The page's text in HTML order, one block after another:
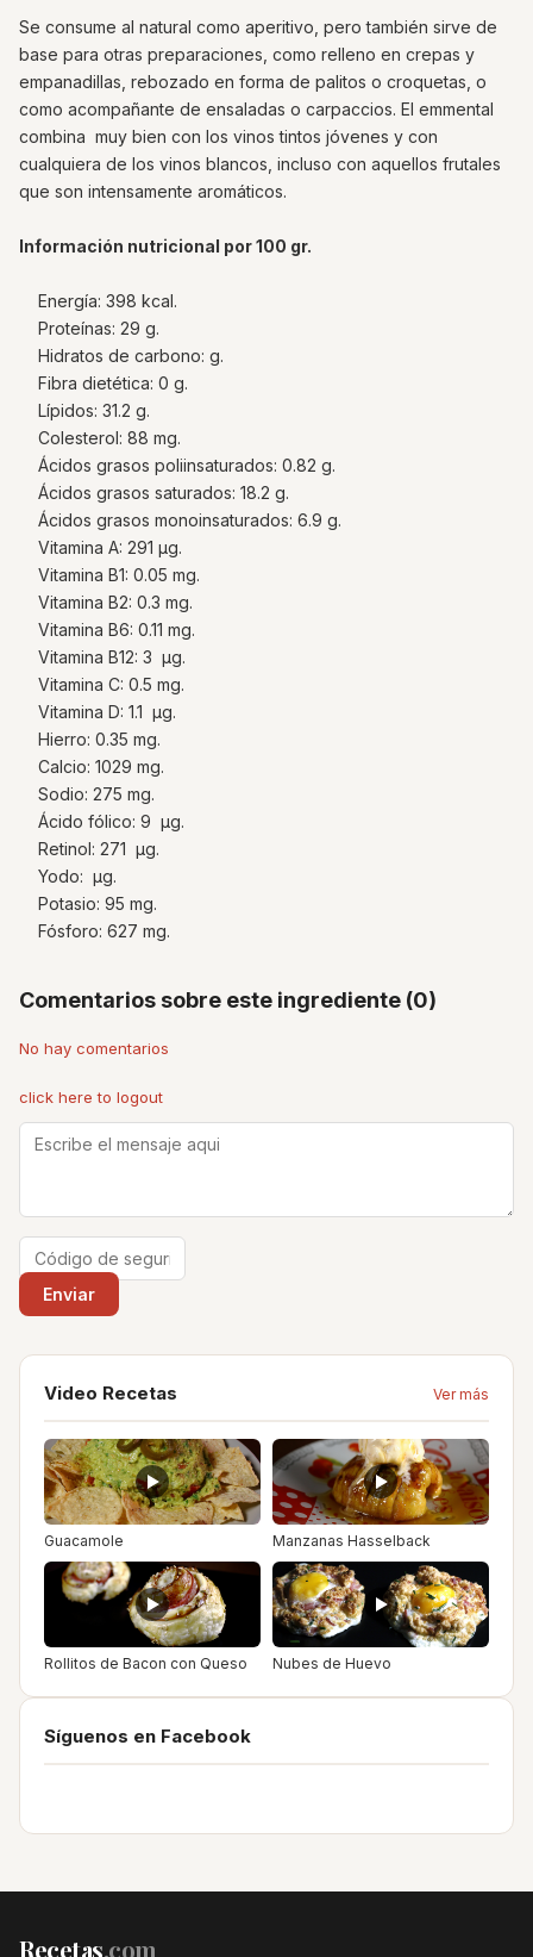
Se consume al natural como aperitivo, pero también sirve de
base para otras preparaciones, como relleno en crepas y
empanadillas, rebozado en forma de palitos o croquetas, o
como acompañante de ensaladas o carpaccios. El emmental
combina muy bien con los vinos tintos jóvenes y con
cualquiera de los vinos blancos, incluso con aquellos frutales
que son intensamente aromáticos.
Información nutricional por 100 gr.
Energía: 398 kcal.
Proteínas: 29 g.
Hidratos de carbono: g.
Fibra dietética: 0 g.
Lípidos: 31.2 g.
Colesterol: 88 mg.
Ácidos grasos poliinsaturados: 0.82 g.
Ácidos grasos saturados: 18.2 g.
Ácidos grasos monoinsaturados: 6.9 g.
Vitamina A: 291 µg.
Vitamina B1: 0.05 mg.
Vitamina B2: 0.3 mg.
Vitamina B6: 0.11 mg.
Vitamina B12: 3 µg.
Vitamina C: 0.5 mg.
Vitamina D: 1.1 µg.
Hierro: 0.35 mg.
Calcio: 1029 mg.
Sodio: 275 mg.
Ácido fólico: 9 µg.
Retinol: 271 µg.
Yodo: µg.
Potasio: 95 mg.
Fósforo: 627 mg.
Comentarios sobre este ingrediente (0)
No hay comentarios
click here to logout
Video Recetas Ver más
Guacamole Manzanas Hasselback
Rollitos de Bacon con Queso Nubes de Huevo
Síguenos en Facebook
Recetas.com